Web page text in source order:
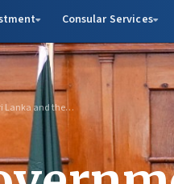
Consular Services
Lanka and the…